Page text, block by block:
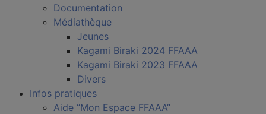
Documentation
Médiathèque
Jeunes
Kagami Biraki 2024 FFAAA
Kagami Biraki 2023 FFAAA
Divers
Infos pratiques
Aide “Mon Espace FFAAA”